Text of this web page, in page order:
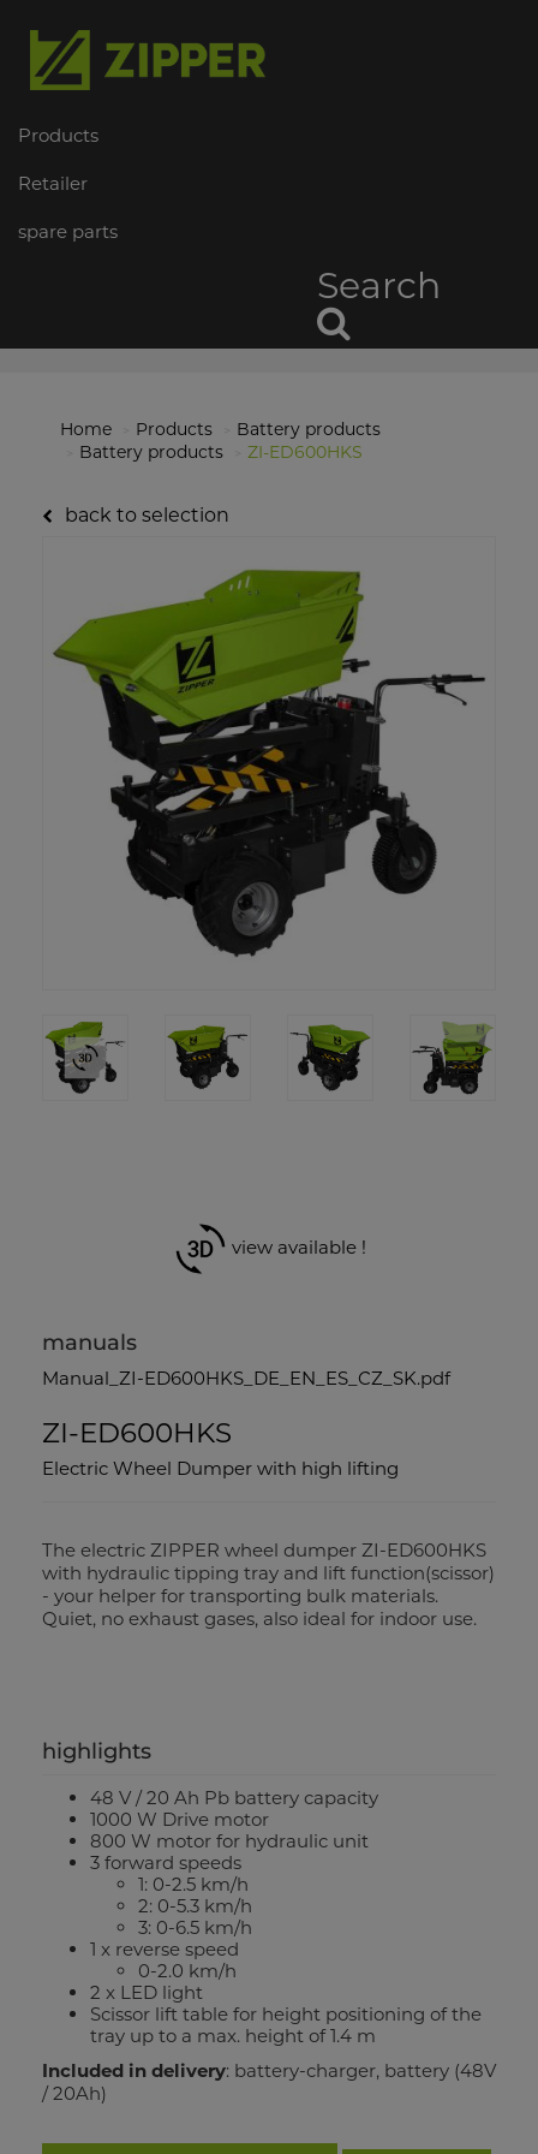
Products
Retailer
spare parts
Search
Home Products
Battery products
Battery products
ZI-ED600HKS
back to selection
view available !
manuals
Manual_ZI-ED600HKS_DE_EN_ES_CZ_SK.pdf
ZI-ED600HKS
Electric Wheel Dumper with high lifting
The electric ZIPPER wheel dumper ZI-ED600HKS
with hydraulic tipping tray and lift function(scissor)
- your helper for transporting bulk materials.
Quiet, no exhaust gases, also ideal for indoor use.
highlights
48 V / 20 Ah Pb battery capacity
1000 W Drive motor
800 W motor for hydraulic unit
3 forward speeds
1: 0-2.5 km/h
2: 0-5.3 km/h
3: 0-6.5 km/h
1 x reverse speed
0-2.0 km/h
2 x LED light
Scissor lift table for height positioning of the
tray up to a max. height of 1.4 m
Included in delivery: battery-charger, battery (48V
/ 20Ah)